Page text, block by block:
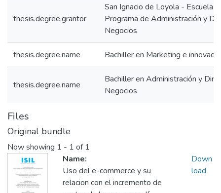
thesis.degree.grantor
San Ignacio de Loyola - Escuela
Programa de Administración y
Negocios
thesis.degree.name Bachiller en Marketing e
thesis.degree.name
Bachiller en Administración y
Negocios
Files
Original bundle
Now showing 1 - 1 of 1
Name:
Uso del e-commerce y su
relacion con el incremento de
Down
load